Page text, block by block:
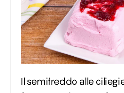
Il semifreddo alle